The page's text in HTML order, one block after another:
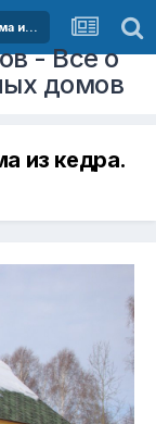
ООО НСК ЛесМаркет - срубы и деревянные дома из кедра
- Все о
домов
из кедра.